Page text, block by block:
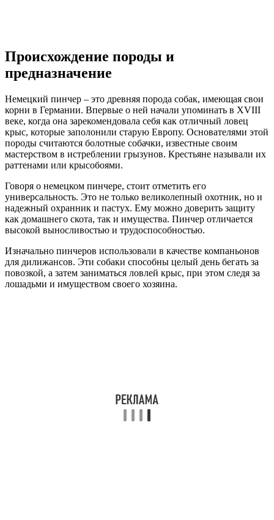
Происхождение породы и
предназначение
Немецкий пинчер – это древняя порода собак, имеющая свои
корни в Германии. Впервые о ней начали упоминать в XVIII
веке, когда она зарекомендовала себя как отличный ловец
крыс, которые заполонили старую Европу. Основателями этой
породы считаются болотные собачки, известные своим
мастерством в истреблении грызунов. Крестьяне называли их
раттенами или крысобоями.
Говоря о немецком пинчере, стоит отметить его
универсальность. Это не только великолепный охотник, но и
надежный охранник и пастух. Ему можно доверить защиту
как домашнего скота, так и имущества. Пинчер отличается
высокой выносливостью и трудоспособностью.
Изначально пинчеров использовали в качестве компаньонов
для дилижансов. Эти собаки способны целый день бегать за
повозкой, а затем заниматься ловлей крыс, при этом следя за
лошадьми и имуществом своего хозяина.